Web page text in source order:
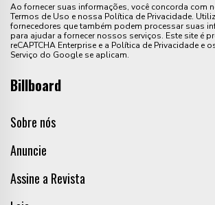
Ao fornecer suas informações, você concorda com
Termos de Uso e nossa Política de Privacidade.
fornecedores que também podem processar suas
para ajudar a fornecer nossos serviços. Este site é
reCAPTCHA Enterprise e a Política de Privacidade e
Serviço do Google se aplicam.
Billboard
Sobre nós
Anuncie
Assine a Revista